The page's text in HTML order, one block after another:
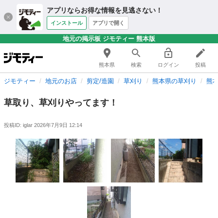
アプリならお得な情報を見逃さない！
インストール アプリで開く
地元の掲示板 ジモティー 熊本版
熊本県 検索 ログイン 投稿
ジモティー 地元のお店 剪定/造園 草刈り 熊本県の草刈り 熊
草取り、草刈りやってます！
投稿ID: iglar 2026年7月9日 12:14